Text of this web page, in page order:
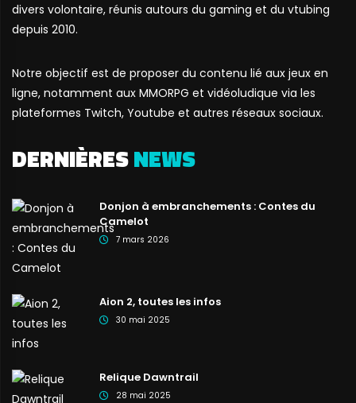
divers volontaire, réunis autours du gaming et du vtubing
depuis 2010.
Notre objectif est de proposer du contenu lié aux jeux en
ligne, notamment aux MMORPG et vidéoludique via les
plateformes Twitch, Youtube et autres réseaux sociaux.
DERNIÈRESNEWS
Donjon à embranchements : Contes du
Camelot
7 mars 2026
Aion 2, toutes les infos
30 mai 2025
Relique Dawntrail
28 mai 2025